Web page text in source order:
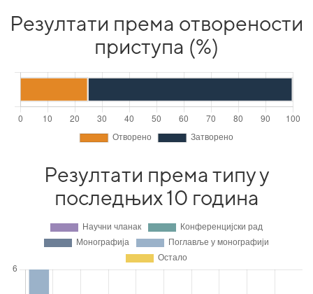
Резултати према отворености
приступа (%)
Резултати према типу у
последњих 10 година